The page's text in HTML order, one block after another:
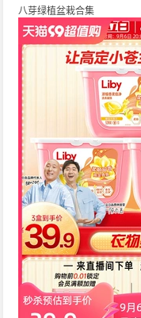
八芽绿植盆栽合集